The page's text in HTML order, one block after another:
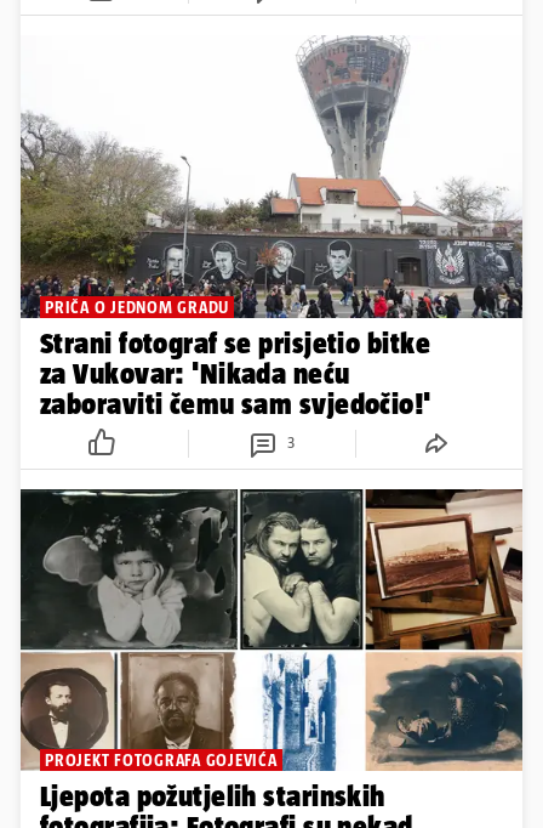
PRIČA O JEDNOM GRADU
Strani fotograf se prisjetio bitke
za Vukovar: 'Nikada neću
zaboraviti čemu sam svjedočio!'
3
PROJEKT FOTOGRAFA GOJEVIĆA
Ljepota požutjelih starinskih